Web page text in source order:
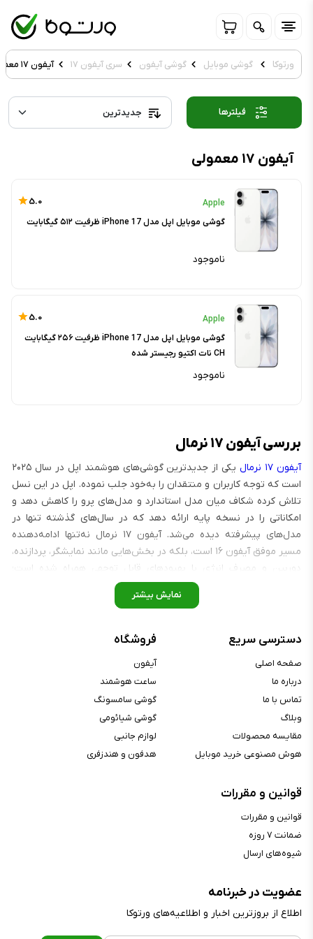
ورتوکا گوشی موبایل گوشی آیفون سری آیفون ۱۷ آیفون ۱۷ معمولی
آیفون ۱۷ معمولی
Apple
5.0
گوشی موبایل اپل مدل iPhone 17 ظرفیت ۵۱۲ گیگابایت
ناموجود
Apple
5.0
گوشی موبایل اپل مدل iPhone 17 ظرفیت ۲۵۶ گیگابایت
CH نات اکتیو رجیستر شده
ناموجود
بررسی آیفون ۱۷ نرمال
آیفون ۱۷ نرمال
یکی از جدیدترین گوشی‌های هوشمند اپل در سال ۲۰۲۵
است که توجه کاربران و منتقدان را به‌خود جلب نموده. اپل در این نسل
تلاش کرده شکاف میان مدل استاندارد و مدل‌های پرو را کاهش دهد و
امکاناتی را در نسخه پایه ارائه دهد که در سال‌های گذشته تنها در
مدل‌های پیشرفته دیده می‌شد. آیفون ۱۷ نرمال نه‌تنها ادامه‌دهنده
مسیر موفق آیفون ۱۶ است، بلکه در بخش‌هایی مانند نمایشگر، پردازنده،
دوربین و مصرف انرژی با بهبودهای قابل توجهی همراه شده است؛
به‌گونه‌ای که بسیاری این مدل را یکی از بهترین انتخاب‌ها در بازار
می‌دانند.
گوشی‌های آیفون
گوشی موبایل
می‌بینیم. اگر شما هم خواهان خرید آیفون هستید بهتر است پیش از
بیشتر صحبت کنیم.
طراحی و ساختار بدنه
عضویت در خبرنامه
اطلاع از بروز‌ترین اخبار و اطلاعیه‌های ورتوکا
دسترسی سریع
صفحه اصلی
درباره ما
تماس با ما
وبلاگ
مقایسه محصولات
هوش مصنوعی خرید موبایل
فروشگاه
آیفون
ساعت هوشمند
گوشی سامسونگ
گوشی شیائومی
لوازم جانبی
هدفون و هندزفری
قوانین و مقررات
قوانین و مقررات
ضمانت ۷ روزه
شیوه‌های ارسال